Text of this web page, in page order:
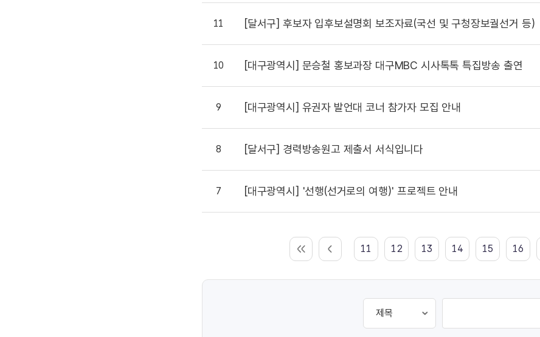
11 [달서구] 후보자 입후보설명회 보조자료(국선 및 구청장보궐선거 등)
10 [대구광역시] 문승철 홍보과장 대구MBC 시사톡톡 특집방송 출연
9 [대구광역시] 유권자 발언대 코너 참가자 모집 안내
8 [달서구] 경력방송원고 제출서 서식입니다
7 [대구광역시] '선행(선거로의 여행)' 프로젝트 안내
11 12 13 14 15 16